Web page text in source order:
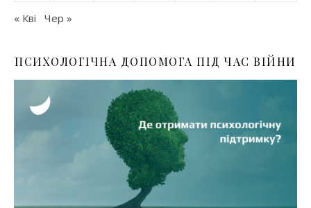
« Кві Чер »
ПСИХОЛОГІЧНА ДОПОМОГА ПІД ЧАС ВІЙНИ